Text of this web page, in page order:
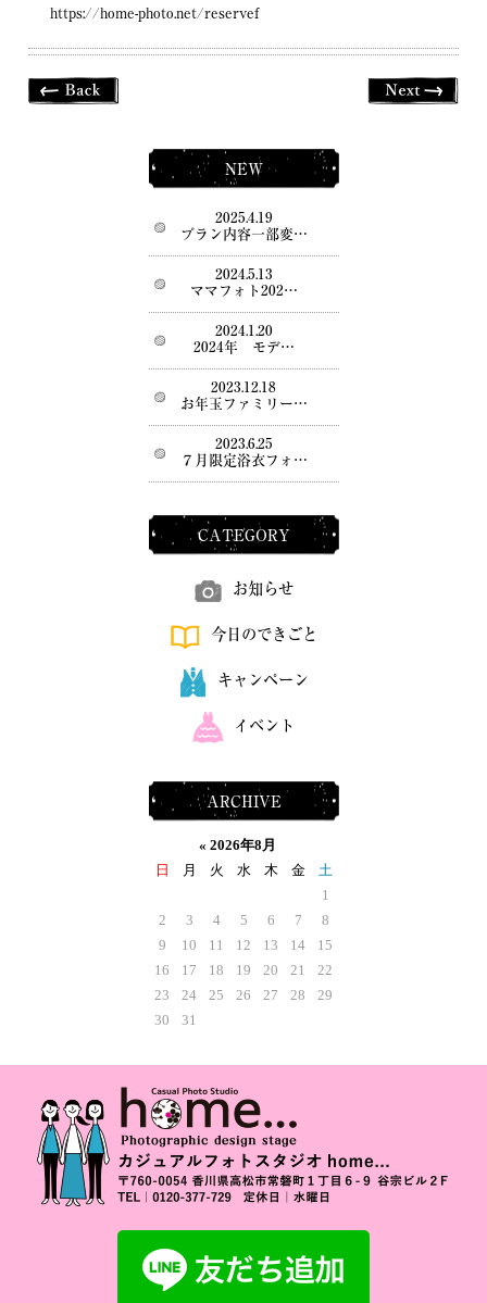
https://home-photo.net/reservef
NEW
2025.4.19
プラン内容一部変…
2024.5.13
ママフォト202…
2024.1.20
2024年 モデ…
2023.12.18
お年玉ファミリー…
2023.6.25
７月限定浴衣フォ…
CATEGORY
お知らせ
今日のできごと
キャンペーン
イベント
ARCHIVE
« 2026年8月
日
月 火 水 木 金
土
1
2
3 4 5 6 7
8
9
10 11 12 13 14
15
16
17 18 19 20 21
22
23
24 25 26 27 28
29
30
31